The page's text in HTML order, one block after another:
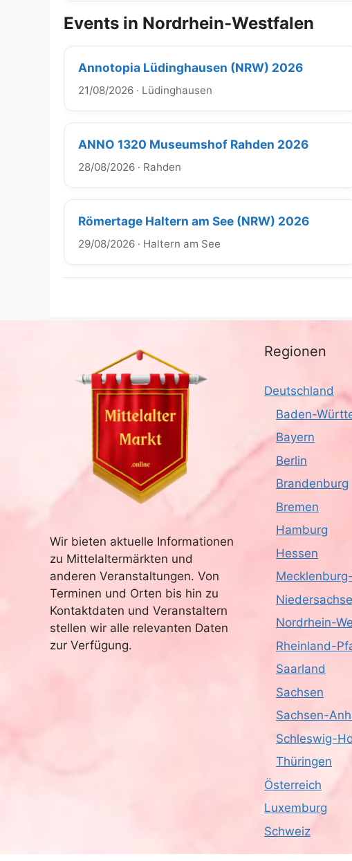
Events in Nordrhein-Westfalen
Annotopia Lüdinghausen (NRW) 2026
21/08/2026 · Lüdinghausen
ANNO 1320 Museumshof Rahden 2026
28/08/2026 · Rahden
Römertage Haltern am See (NRW) 2026
29/08/2026 · Haltern am See
Wir bieten aktuelle Informationen
zu Mittelaltermärkten und
anderen Veranstaltungen. Von
Terminen und Orten bis hin zu
Kontaktdaten und Veranstaltern
stellen wir alle relevanten Daten
zur Verfügung.
Regionen
Deutschland
Baden-
Bayern
Berlin
Brandenburg
Bremen
Hamburg
Hessen
Nordrhein-
Rheinland-
Saarland
Sachsen
Sachsen-
Schleswig-
Thüringen
Österreich
Luxemburg
Schweiz